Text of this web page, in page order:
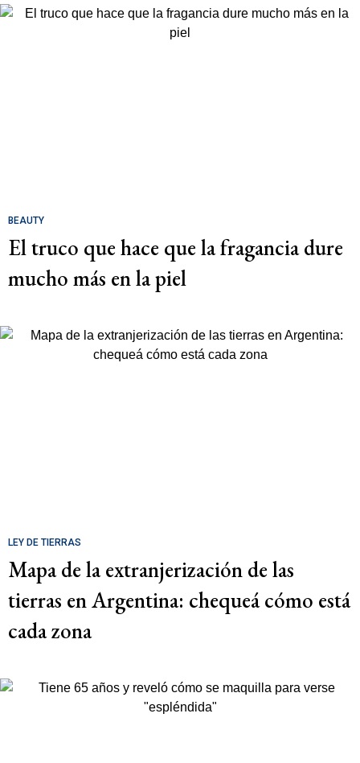
BEAUTY
El truco que hace que la fragancia dure
mucho más en la piel
LEY DE TIERRAS
Mapa de la extranjerización de las
tierras en Argentina: chequeá cómo está
cada zona